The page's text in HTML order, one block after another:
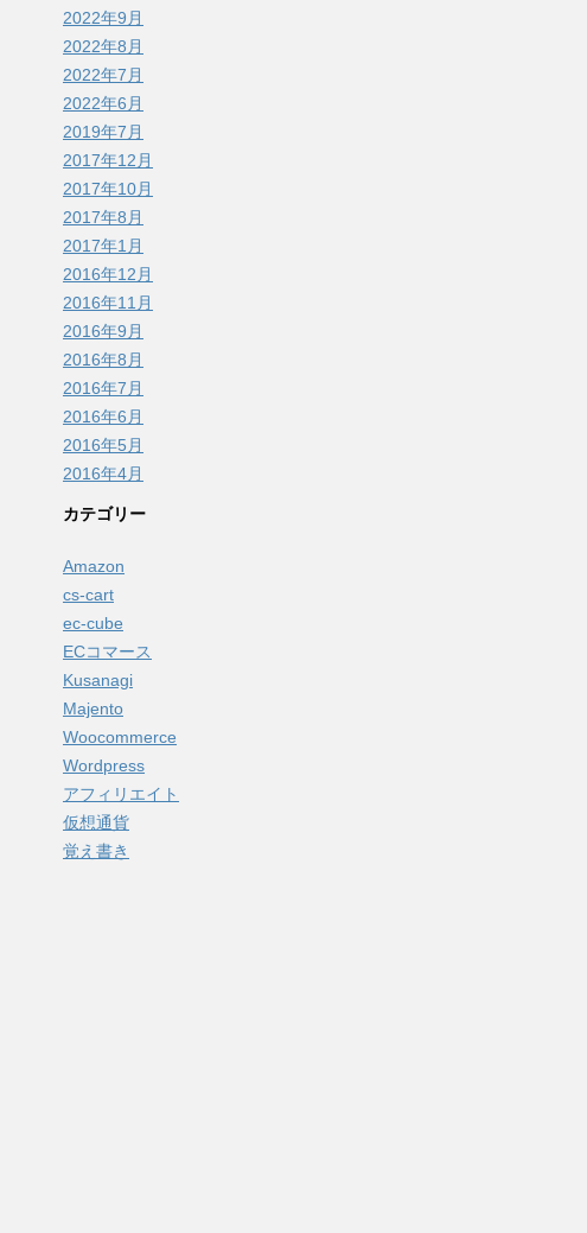
2022年9月
2022年8月
2022年7月
2022年6月
2019年7月
2017年12月
2017年10月
2017年8月
2017年1月
2016年12月
2016年11月
2016年9月
2016年8月
2016年7月
2016年6月
2016年5月
2016年4月
カテゴリー
Amazon
cs-cart
ec-cube
ECコマース
Kusanagi
Majento
Woocommerce
Wordpress
アフィリエイト
仮想通貨
覚え書き